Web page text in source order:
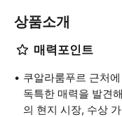
상품소개
매력포인트
쿠알라룸푸르 근처
독특한 매력을 발견
의 현지 시장, 수상